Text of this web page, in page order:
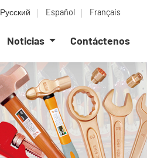
Русский Español Français
Noticias Contáctenos